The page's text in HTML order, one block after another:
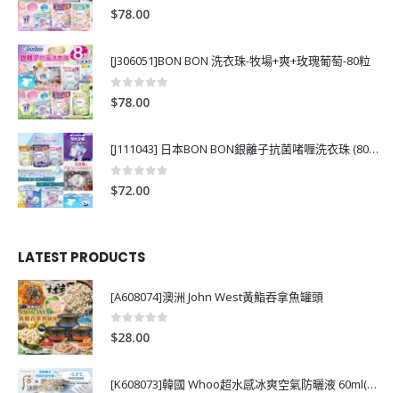
0out of 5
$78.00
[J306051]BON BON 洗衣珠-牧場+爽+玫瑰葡萄-80粒
0
$78.00
[J111043] 日本BON BON銀離子抗菌啫喱洗衣珠 (80粒)
0
$72.00
LATEST PRODUCTS
[A608074]澳洲 John West黃鮨吞拿魚罐頭
0 out of 5
$28.00
[K608073]韓國 Whoo超水感冰爽空氣防曬液 60ml(送13ml*4支)